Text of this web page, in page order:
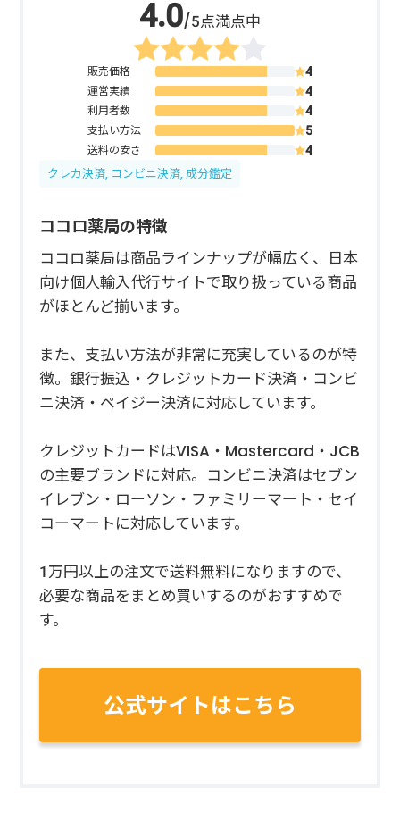
/5点満点中
販売価格
運営実績
利用者数
支払い方法
送料の安さ
クレカ決済, コンビニ決済, 成分鑑定
ココロ薬局の特徴
ココロ薬局は商品ラインナップが幅広く、日本
向け個人輸入代行サイトで取り扱っている商品
がほとんど揃います。
また、支払い方法が非常に充実しているのが特
徴。銀行振込・クレジットカード決済・コンビ
ニ決済・ペイジー決済に対応しています。
クレジットカードはVISA・Mastercard・JCB
の主要ブランドに対応。コンビニ決済はセブン
イレブン・ローソン・ファミリーマート・セイ
コーマートに対応しています。
1万円以上の注文で送料無料になりますので、
必要な商品をまとめ買いするのがおすすめで
す。
公式サイトはこちら